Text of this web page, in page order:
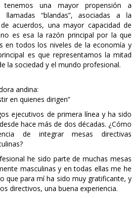
una mayor propensión a
llamadas “blandas”, asociadas a la
acuerdos, una mayor capacidad de
es esa la razón principal por la que
en todos los niveles de la economía y
es que representamos la mitad
la sociedad y el mundo profesional.
andina:
en quienes dirigen”
ejecutivos de primera línea y ha sido
hace más de dos décadas. ¿Cómo
de integrar mesas directivas
he sido parte de muchas mesas
masculinas y en todas ellas me he
que para mí ha sido muy gratificante, y
directivos, una buena experiencia.